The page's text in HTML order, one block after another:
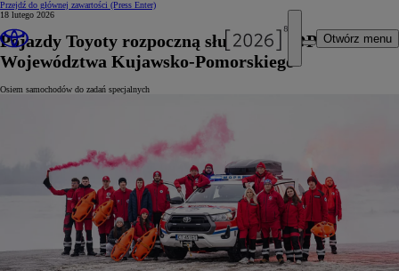
Przejdź do głównej zawartości (Press Enter)
Otwórz menu
18 lutego 2026
Pojazdy Toyoty rozpoczną służbę w WOPR
Województwa Kujawsko-Pomorskiego
Osiem samochodów do zadań specjalnych